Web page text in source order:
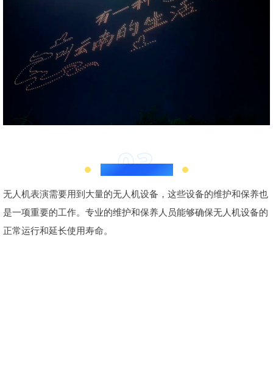
03
无人机表演需要用到大量的无人机设备，这些设备的维护和保养也
是一项重要的工作。专业的维护和保养人员能够确保无人机设备的
正常运行和延长使用寿命。